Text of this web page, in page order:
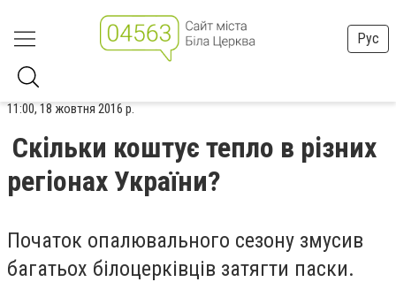
Рус
11:00, 18 жовтня 2016 р.
Скільки коштує тепло в різних
регіонах України?
Початок опалювального сезону змусив
багатьох білоцерківців затягти паски.